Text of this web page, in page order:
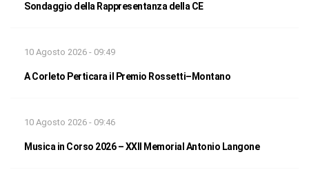
Sondaggio della Rappresentanza della CE
10 Agosto 2026 - 09:49
A Corleto Perticara il Premio Rossetti–Montano
10 Agosto 2026 - 09:46
Musica in Corso 2026 – XXII Memorial Antonio Langone